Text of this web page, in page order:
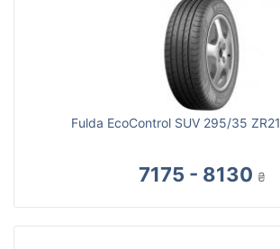
Fulda EcoControl SUV 295/35 ZR21
7175 - 8130 ₴